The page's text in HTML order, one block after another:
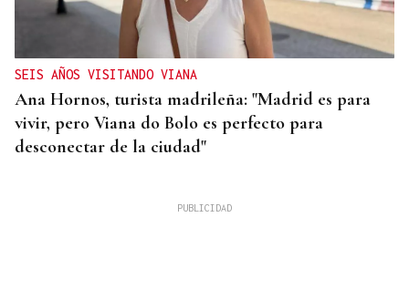
SEIS AÑOS VISITANDO VIANA
Ana Hornos, turista madrileña: "Madrid es para
vivir, pero Viana do Bolo es perfecto para
desconectar de la ciudad"